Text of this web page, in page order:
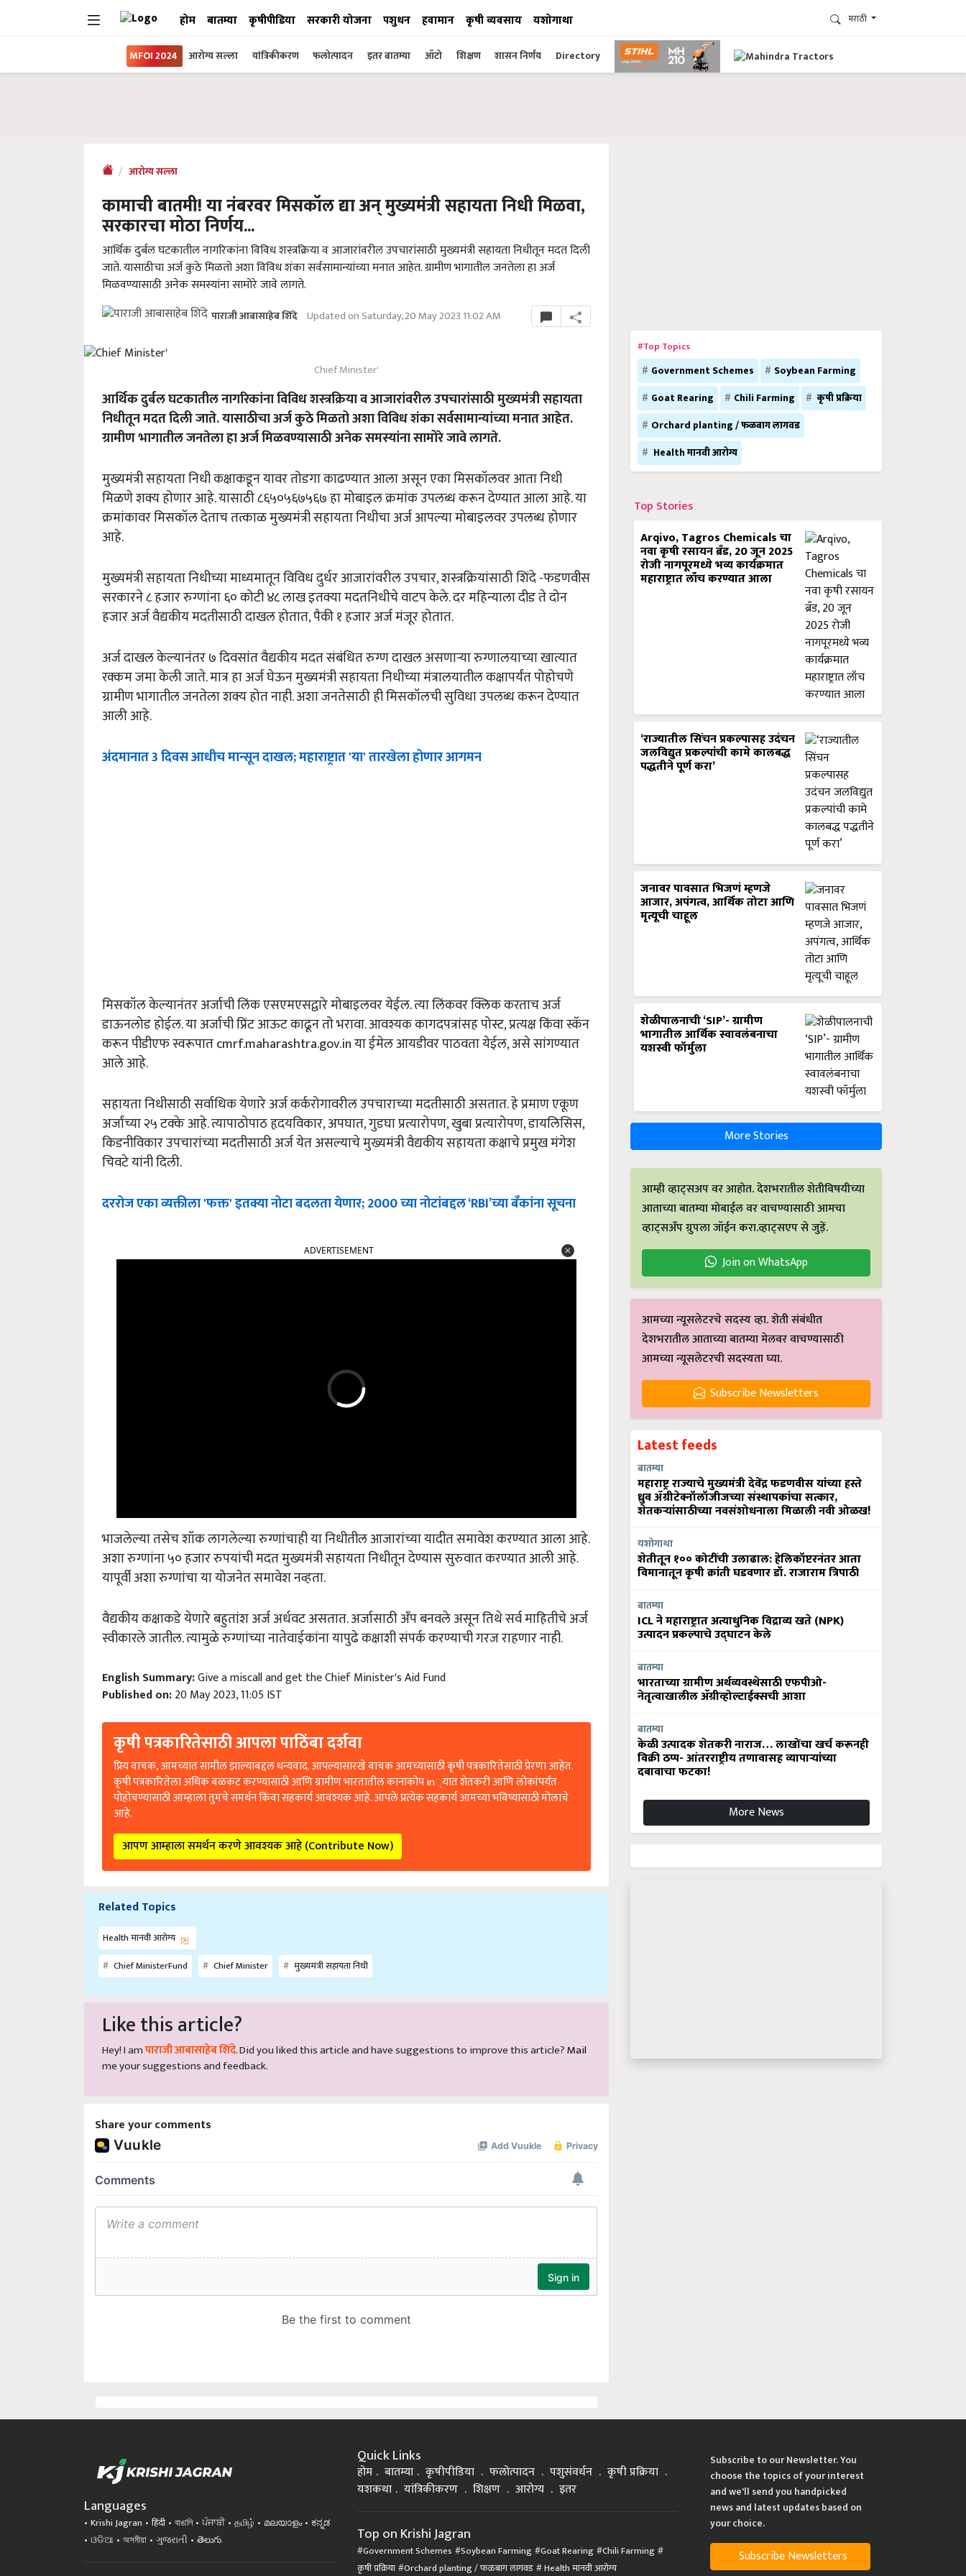
होम बातम्या कृषीपीडिया सरकारी योजना पशुधन हवामान कृषी व्यवसाय यशोगाथा मराठी
MFOI 2024 आरोग्य सल्ला यांत्रिकीकरण फलोत्पादन इतर बातम्या ऑटो शिक्षण शासन निर्णय Directory
आरोग्य सल्ला
कामाची बातमी! या नंबरवर मिसकॉल द्या अन् मुख्यमंत्री सहायता निधी मिळवा,
सरकारचा मोठा निर्णय...
आर्थिक दुर्बल घटकातील नागरिकांना विविध शस्त्रक्रिया व आजारांवरील उपचारांसाठी मुख्यमंत्री सहायता निधीतून मदत दिली
जाते. यासाठीचा अर्ज कुठे मिळतो अशा विविध शंका सर्वसामान्यांच्या मनात आहेत. ग्रामीण भागातील जनतेला हा अर्ज
मिळवण्यासाठी अनेक समस्यांना सामोरे जावे लागते.
पाराजी आबासाहेब शिंदे Updated on Saturday, 20 May 2023 11:02 AM
Chief Minister'
आर्थिक दुर्बल घटकातील नागरिकांना विविध शस्त्रक्रिया व आजारांवरील उपचारांसाठी मुख्यमंत्री सहायता
निधीतून मदत दिली जाते. यासाठीचा अर्ज कुठे मिळतो अशा विविध शंका सर्वसामान्यांच्या मनात आहेत.
ग्रामीण भागातील जनतेला हा अर्ज मिळवण्यासाठी अनेक समस्यांना सामोरे जावे लागते.
मुख्यमंत्री सहायता निधी कक्षाकडून यावर तोडगा काढण्यात आला असून एका मिसकॉलवर आता निधी
मिळणे शक्य होणार आहे. यासाठी ८६५०५६७५६७ हा मोबाइल क्रमांक उपलब्ध करून देण्यात आला आहे. या
क्रमांकावर मिसकॉल देताच तत्काळ मुख्यमंत्री सहायता निधीचा अर्ज आपल्या मोबाइलवर उपलब्ध होणार
आहे.
मुख्यमंत्री सहायता निधीच्या माध्यमातून विविध दुर्धर आजारांवरील उपचार, शस्त्रक्रियांसाठी शिंदे -फडणवीस
सरकारने ८ हजार रुग्णांना ६० कोटी ४८ लाख इतक्या मदतनिधीचे वाटप केले. दर महिन्याला दीड ते दोन
हजार अर्ज वैद्यकीय मदतीसाठी दाखल होतात, पैकी १ हजार अर्ज मंजूर होतात.
अर्ज दाखल केल्यानंतर ७ दिवसांत वैद्यकीय मदत संबंधित रुग्ण दाखल असणाऱ्या रुग्णालयाच्या खात्यात
रक्कम जमा केली जाते. मात्र हा अर्ज घेऊन मुख्यमंत्री सहायता निधीच्या मंत्रालयातील कक्षापर्यंत पोहोचणे
ग्रामीण भागातील जनतेला शक्य होत नाही. अशा जनतेसाठी ही मिसकॉलची सुविधा उपलब्ध करून देण्यात
आली आहे.
अंदमानात 3 दिवस आधीच मान्सून दाखल; महाराष्ट्रात 'या' तारखेला होणार आगमन
मिसकॉल केल्यानंतर अर्जाची लिंक एसएमएसद्वारे मोबाइलवर येईल. त्या लिंकवर क्लिक करताच अर्ज
डाऊनलोड होईल. या अर्जाची प्रिंट आऊट काढून तो भरावा. आवश्यक कागदपत्रांसह पोस्ट, प्रत्यक्ष किंवा स्कॅन
करून पीडीएफ स्वरूपात cmrf.maharashtra.gov.in या ईमेल आयडीवर पाठवता येईल, असे सांगण्यात
आले आहे.
सहायता निधीसाठी सर्वाधिक येणारे अर्ज कर्करोगावरील उपचाराच्या मदतीसाठी असतात. हे प्रमाण एकूण
अर्जांच्या २५ टक्के आहे. त्यापाठोपाठ हृदयविकार, अपघात, गुडघा प्रत्यारोपण, खुबा प्रत्यारोपण, डायलिसिस,
किडनीविकार उपचारांच्या मदतीसाठी अर्ज येत असल्याचे मुख्यमंत्री वैद्यकीय सहायता कक्षाचे प्रमुख मंगेश
चिवटे यांनी दिली.
दररोज एका व्यक्तीला 'फक्त' इतक्या नोटा बदलता येणार; 2000 च्या नोटांबद्दल ‘RBI’च्या बॅंकांना सूचना
भाजलेल्या तसेच शॉक लागलेल्या रुग्णांचाही या निधीतील आजारांच्या यादीत समावेश करण्यात आला आहे.
अशा रुग्णांना ५० हजार रुपयांची मदत मुख्यमंत्री सहायता निधीतून देण्यास सुरुवात करण्यात आली आहे.
यापूर्वी अशा रुग्णांचा या योजनेत समावेश नव्हता.
वैद्यकीय कक्षाकडे येणारे बहुतांश अर्ज अर्धवट असतात. अर्जासाठी अँप बनवले असून तिथे सर्व माहितीचे अर्ज
स्वीकारले जातील. त्यामुळे रुग्णांच्या नातेवाईकांना यापुढे कक्षाशी संपर्क करण्याची गरज राहणार नाही.
English Summary: Give a miscall and get the Chief Minister's Aid Fund
Published on: 20 May 2023, 11:05 IST
कृषी पत्रकारितेसाठी आपला पाठिंबा दर्शवा
प्रिय वाचक, आमच्यात सामील झाल्याबद्दल धन्यवाद. आपल्यासारखे वाचक आमच्यासाठी कृषी पत्रकारितेसाठी प्रेरणा आहेत.
कृषी पत्रकारितेला अधिक बळकट करण्यासाठी आणि ग्रामीण भारतातील कानाकोप in्यात शेतकरी आणि लोकांपर्यंत
पोहोचण्यासाठी आम्हाला तुमचे समर्थन किंवा सहकार्य आवश्यक आहे. आपले प्रत्येक सहकार्य आमच्या भविष्यासाठी मोलाचे
आहे.
आपण आम्हाला समर्थन करणे आवश्यक आहे (Contribute Now)
Related Topics
Health मानवी आरोग्य
Chief MinisterFund
Chief Minister मुख्यमंत्री सहायता निधी
Like this article?
Hey! I am पाराजी आबासाहेब शिंदे . Did you liked this article and have suggestions to improve this article? Mail
me your suggestions and feedback.
Share your comments
#Top Topics
Government Schemes
Soybean Farming
Goat Rearing
Chili Farming
कृषी प्रक्रिया
Orchard planting / फळबाग लागवड
Health मानवी आरोग्य
Top Stories
Arqivo, Tagros Chemicals चा
नवा कृषी रसायन ब्रँड, 20 जून 2025
रोजी नागपूरमध्ये भव्य कार्यक्रमात
महाराष्ट्रात लाँच करण्यात आला
‘राज्यातील सिंचन प्रकल्पासह उदंचन
जलविद्युत प्रकल्पांची कामे कालबद्ध
पद्धतीने पूर्ण करा’
जनावर पावसात भिजणं म्हणजे
आजार, अपंगत्व, आर्थिक तोटा आणि
मृत्यूची चाहूल
शेळीपालनाची ‘SIP’- ग्रामीण
भागातील आर्थिक स्वावलंबनाचा
यशस्वी फॉर्मुला
More Stories
आम्ही व्हाट्सअप वर आहोत. देशभरातील शेतीविषयीच्या
आताच्या बातम्या मोबाईल वर वाचण्यासाठी आमचा
व्हाट्सअँप ग्रुपला जॉईन करा.व्हाट्सएप से जुड़ें.
Join on WhatsApp
आमच्या न्यूसलेटरचे सदस्य व्हा. शेती संबंधीत
देशभरातील आताच्या बातम्या मेलवर वाचण्यासाठी
आमच्या न्यूसलेटरची सदस्यता घ्या.
Subscribe Newsletters
Latest feeds
बातम्या
महाराष्ट्र राज्याचे मुख्यमंत्री देवेंद्र फडणवीस यांच्या हस्ते
ध्रुव ॲग्रीटेक्नॉलॉजीजच्या संस्थापकांचा सत्कार,
शेतकऱ्यांसाठीच्या नवसंशोधनाला मिळाली नवी ओळख!
यशोगाथा
शेतीतून १०० कोटींची उलाढाल: हेलिकॉप्टरनंतर आता
विमानातून कृषी क्रांती घडवणार डॉ. राजाराम त्रिपाठी
बातम्या
ICL ने महाराष्ट्रात अत्याधुनिक विद्राव्य खते (NPK)
उत्पादन प्रकल्पाचे उद्घाटन केले
बातम्या
भारताच्या ग्रामीण अर्थव्यवस्थेसाठी एफपीओ-
नेतृत्वाखालील अ‍ॅग्रीव्होल्टाईक्सची आशा
बातम्या
केळी उत्पादक शेतकरी नाराज… लाखोंचा खर्च करूनही
विक्री ठप्प- आंतरराष्ट्रीय तणावासह व्यापाऱ्यांच्या
दबावाचा फटका!
More News
Languages
Krishi Jagran हिंदी বাঙালি ਪੰਜਾਬੀ தமிழ் മലയാളം
ಕನ್ನಡ
ଓଡିଆ
অসমীয়া ગુજરાતી తెలుగు
Quick Links
होम बातम्या कृषीपीडिया फलोत्पादन पशुसंवर्धन
कृषी प्रक्रिया
यशकथा
यांत्रिकीकरण शिक्षण आरोग्य इतर
Top on Krishi Jagran
Government Schemes Soybean Farming Goat Rearing
Chili Farming
कृषी प्रक्रिया
Orchard planting / फळबाग लागवड Health मानवी आरोग्य
Subscribe to our Newsletter. You
choose the topics of your interest
and we'll send you handpicked
news and latest updates based on
your choice.
Subscribe Newsletters